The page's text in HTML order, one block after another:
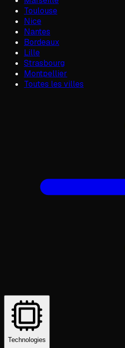
Toulouse
Nice
Nantes
Bordeaux
Lille
Strasbourg
Montpellier
Toutes les villes
Technologies